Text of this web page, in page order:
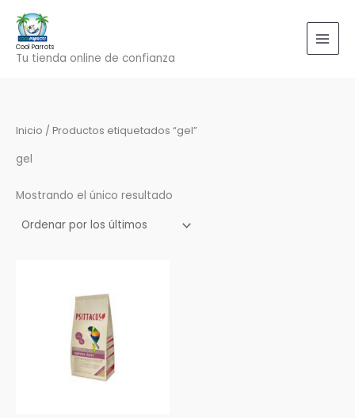
contenido
Cool Parrots
Tu tienda online de confianza
Inicio / Productos etiquetados “gel”
gel
Mostrando el único resultado